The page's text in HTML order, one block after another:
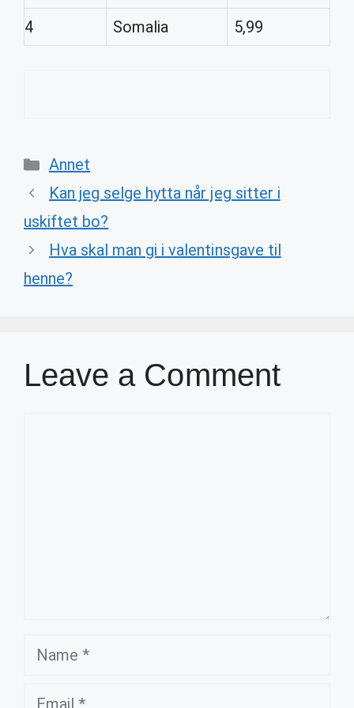
4
Somalia 5,99
Categories
Annet
Kan jeg selge hytta når jeg sitter i
uskiftet bo?
Hva skal man gi i valentinsgave til
henne?
Leave a Comment
Name
Email